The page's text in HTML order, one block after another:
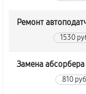
Ремонт
1530
Замена
810 руб